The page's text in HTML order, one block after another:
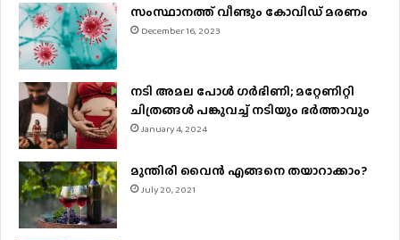
സംസ്ഥാനത്ത് വീണ്ടും കോവിഡ് മരണം
December 16, 2023
നടി അമല പോൾ ​ഗർഭിണി; മറ്റേണിറ്റി
ചിത്രങ്ങള്‍ പങ്കുവച്ച് നടിയും ഭർത്താവും
January 4, 2024
മുന്തിരി വൈന്‍ എങ്ങനെ തയാറാക്കാം?
July 20, 2021